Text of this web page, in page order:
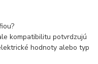
kompatibilitu potvrdzujú
hodnoty alebo typ